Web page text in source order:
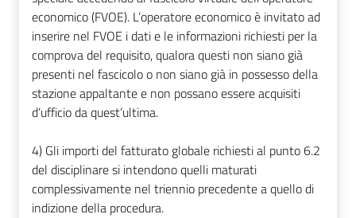
economico (FVOE). L’operatore economico è invitato ad
inserire nel FVOE i dati e le informazioni richiesti per la
comprova del requisito, qualora questi non siano già
presenti nel fascicolo o non siano già in possesso della
stazione appaltante e non possano essere acquisiti
d’ufficio da quest’ultima.
4) Gli importi del fatturato globale richiesti al punto 6.2
del disciplinare si intendono quelli maturati
complessivamente nel triennio precedente a quello di
indizione della procedura.